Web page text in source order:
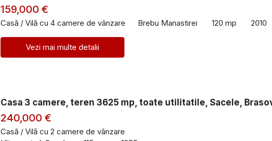
159,000 €
Casă / Vilă cu 4 camere de vânzare Brebu Manastirei 120 mp 2010
Vezi mai multe detalii
Casa 3 camere, teren 3625 mp, toate utilitatile, Sacele,
240,000 €
Casă / Vilă cu 2 camere de vânzare